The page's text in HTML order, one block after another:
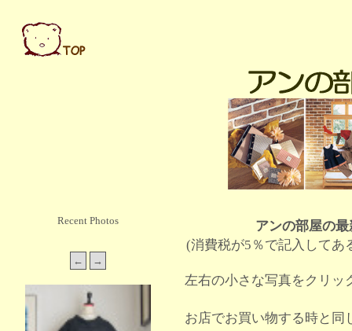
Recent Photos
アンの部屋の
(消費税が5％で記入してあ
左右の小さな写真をクリッ
お店でお買い物する時と同